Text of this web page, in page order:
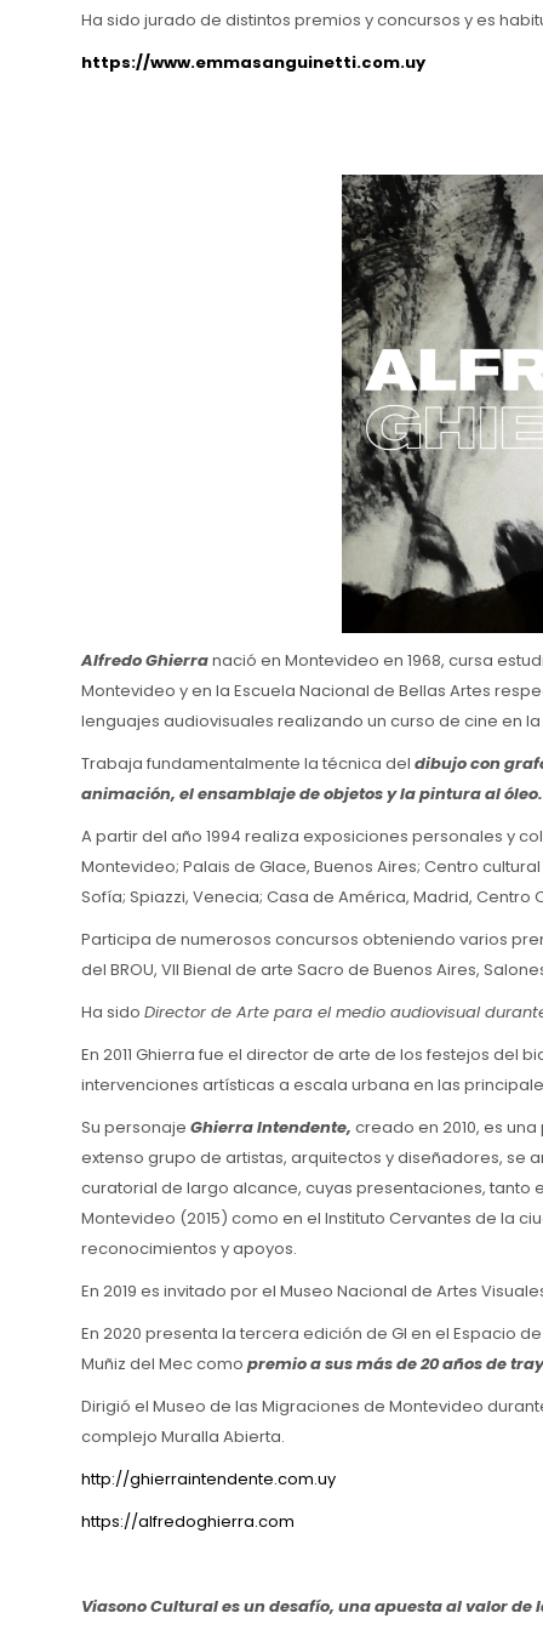
Ha sido jurado de distintos premios y concursos y es
https://www.emmasanguinetti.com.uy
Alfredo Ghierranació en Montevideo en 1968, cursa
Montevideo y en la Escuela Nacional de Bellas Artes
lenguajes audiovisuales realizando un curso de cine en
Trabaja fundamentalmente la técnica deldibujo con
animación, el ensamblaje de objetos y la pintura al
A partir del año 1994 realiza exposiciones personales y
Montevideo; Palais de Glace, Buenos Aires; Centro
Sofía; Spiazzi, Venecia; Casa de América, Madrid, Centro
Participa de numerosos concursos obteniendo varios
del BROU, VII Bienal de arte Sacro de Buenos Aires,
Ha sidoDirector de Arte para el medio audiovisual
En 2011 Ghierra fue el director de arte de los festejos
intervenciones artísticas a escala urbana en las
Su personajeGhierra Intendente, creado en 2010, es
extenso grupo de artistas, arquitectos y diseñadores, se
curatorial de largo alcance, cuyas presentaciones, tanto
Montevideo (2015) como en el Instituto Cervantes de la
reconocimientos y apoyos.
En 2019 es invitado por el Museo Nacional de Artes
En 2020 presenta la tercera edición de GI en el Espacio
Muñiz del Mec comopremio a sus más de 20 años de
Dirigió el Museo de las Migraciones de Montevideo
complejo Muralla Abierta.
http://ghierraintendente.com.uy
https://alfredoghierra.com
Viasono Cultural es un desafío, una apuesta al valor